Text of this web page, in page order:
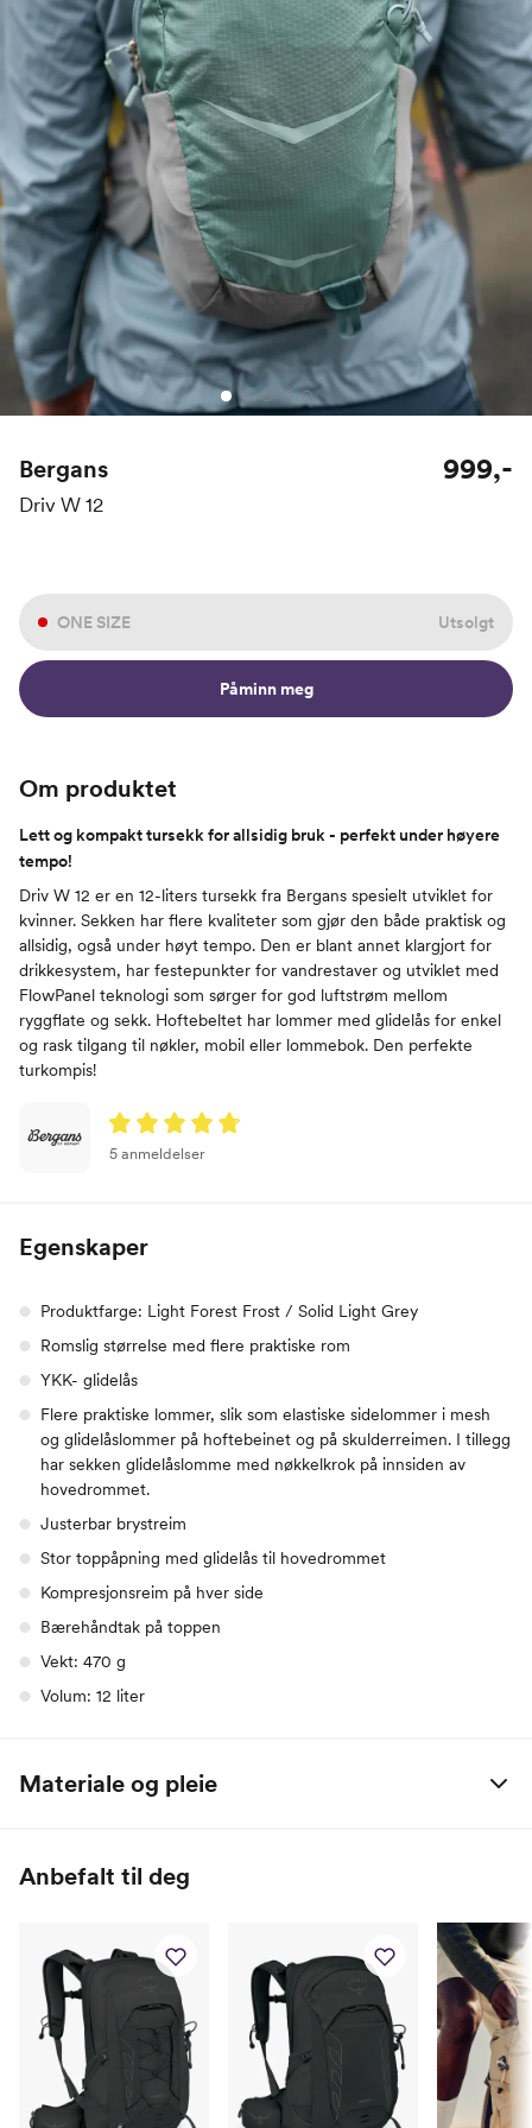
Bergans
Driv W 12
999,-
ONE SIZE Utsolgt
Påminn meg
Om produktet
Lett og kompakt tursekk for allsidig bruk - perfekt under høyere
tempo!
Driv W 12 er en 12-liters tursekk fra Bergans spesielt utviklet for
kvinner. Sekken har flere kvaliteter som gjør den både praktisk og
allsidig, også under høyt tempo. Den er blant annet klargjort for
drikkesystem, har festepunkter for vandrestaver og utviklet med
FlowPanel teknologi som sørger for god luftstrøm mellom
ryggflate og sekk. Hoftebeltet har lommer med glidelås for enkel
og rask tilgang til nøkler, mobil eller lommebok. Den perfekte
turkompis!
5 anmeldelser
Egenskaper
Produktfarge: Light Forest Frost / Solid Light Grey
Romslig størrelse med flere praktiske rom
YKK- glidelås
Flere praktiske lommer, slik som elastiske sidelommer i mesh
og glidelåslommer på hoftebeinet og på skulderreimen. I tillegg
har sekken glidelåslomme med nøkkelkrok på innsiden av
hovedrommet.
Justerbar brystreim
Stor toppåpning med glidelås til hovedrommet
Kompresjonsreim på hver side
Bærehåndtak på toppen
Vekt: 470 g
Volum: 12 liter
Materiale og pleie
Anbefalt til deg